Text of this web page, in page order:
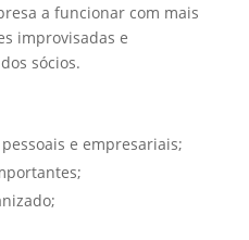
a funcionar com mais
improvisadas e
sócios.
e empresariais;